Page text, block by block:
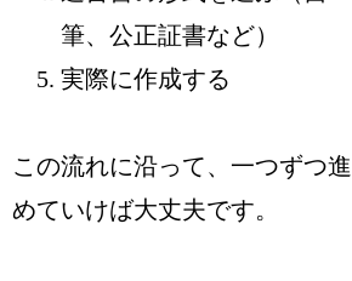
筆、公正証書など）
実際に作成する
この流れに沿って、一つずつ進
めていけば大丈夫です。